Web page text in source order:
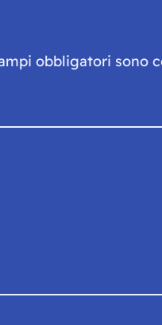
obbligatori sono